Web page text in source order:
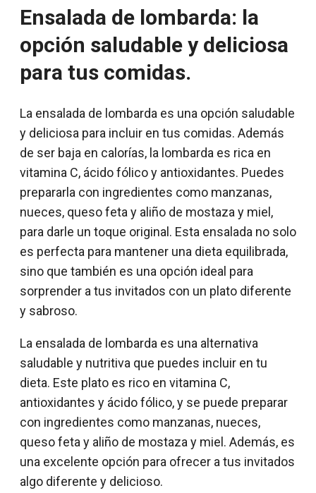
Ensalada de lombarda: la
opción saludable y deliciosa
para tus comidas.
La ensalada de lombarda es una opción saludable
y deliciosa para incluir en tus comidas. Además
de ser baja en calorías, la lombarda es rica en
vitamina C, ácido fólico y antioxidantes. Puedes
prepararla con ingredientes como manzanas,
nueces, queso feta y aliño de mostaza y miel,
para darle un toque original. Esta ensalada no solo
es perfecta para mantener una dieta equilibrada,
sino que también es una opción ideal para
sorprender a tus invitados con un plato diferente
y sabroso.
La ensalada de lombarda es una alternativa
saludable y nutritiva que puedes incluir en tu
dieta. Este plato es rico en vitamina C,
antioxidantes y ácido fólico, y se puede preparar
con ingredientes como manzanas, nueces,
queso feta y aliño de mostaza y miel. Además, es
una excelente opción para ofrecer a tus invitados
algo diferente y delicioso.